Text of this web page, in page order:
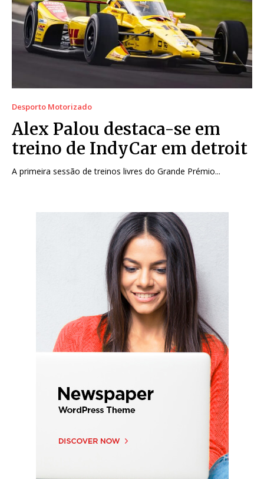
Desporto Motorizado
Alex Palou destaca-se em
treino de IndyCar em detroit
A primeira sessão de treinos livres do Grande Prémio...